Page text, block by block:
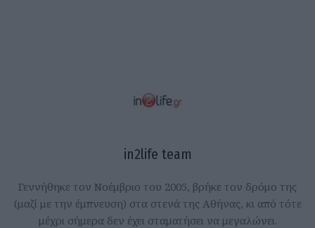
in2life team
Γεννήθηκε τον Νοέμβριο του 2005, βρήκε τον δρόμο της
(μαζί με την έμπνευση) στα στενά της Αθήνας, κι από τότε
μέχρι σήμερα δεν έχει σταματήσει να μεγαλώνει.